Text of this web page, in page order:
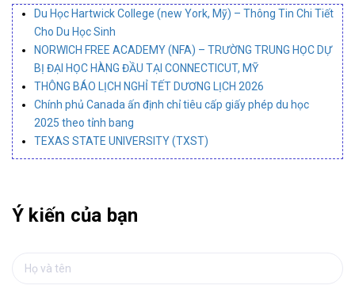
Du Học Hartwick College (new York, Mỹ) – Thông Tin Chi Tiết
Cho Du Học Sinh
NORWICH FREE ACADEMY (NFA) – TRƯỜNG TRUNG HỌC DỰ
BỊ ĐẠI HỌC HÀNG ĐẦU TẠI CONNECTICUT, MỸ
THÔNG BÁO LỊCH NGHỈ TẾT DƯƠNG LỊCH 2026
Chính phủ Canada ấn định chỉ tiêu cấp giấy phép du học
2025 theo tỉnh bang
TEXAS STATE UNIVERSITY (TXST)
Ý kiến của bạn